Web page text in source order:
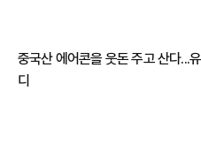
중국산 에어콘을 웃돈 주고 산다...
디